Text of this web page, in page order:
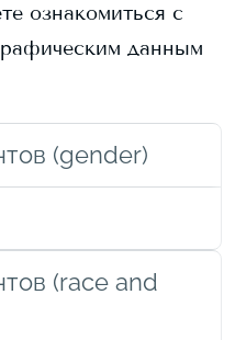
ознакомиться с
данным
(gender)
(race and